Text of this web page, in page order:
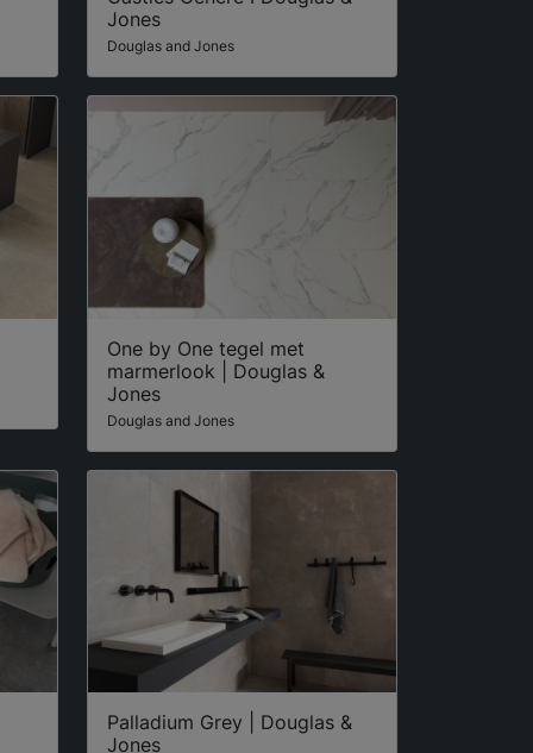
Jones
Douglas and Jones
One by One tegel met
marmerlook | Douglas &
Jones
Douglas and Jones
Palladium Grey | Douglas &
Jones